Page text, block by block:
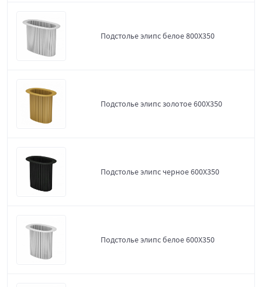
Подстолье элипс белое 800Х350
Подстолье элипс золотое 600Х350
Подстолье элипс черное 600Х350
Подстолье элипс белое 600Х350